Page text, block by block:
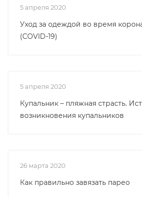
5 апреля 2020
Уход за одеждой во время
(COVID-19)
5 апреля 2020
Купальник – пляжная страсть.
возникновения купальников
26 марта 2020
Как правильно завязать парео